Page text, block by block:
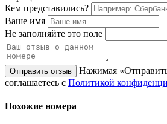
Кем представились?
Ваше имя
Не заполняйте это поле
Отправить отзыв
Нажимая
соглашаетесь с Политикой
Похожие номера